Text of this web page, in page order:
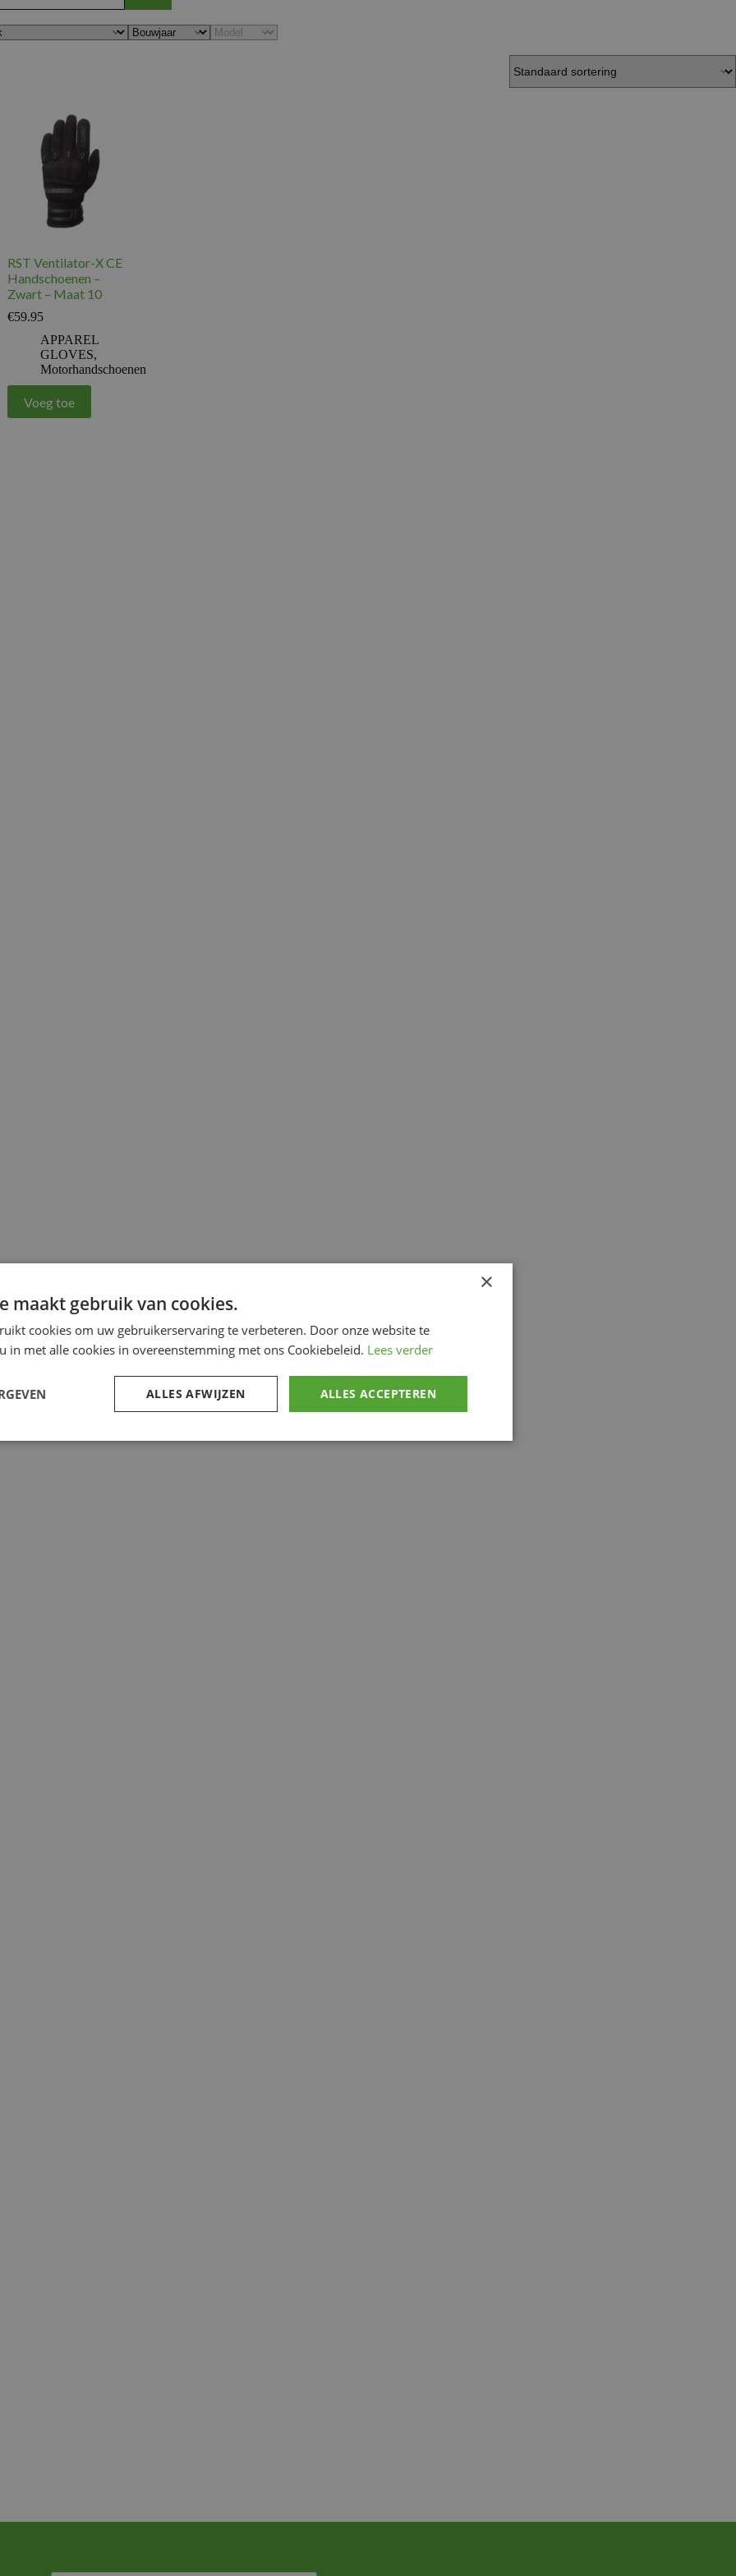
RST Ventilator-X CE
Handschoenen –
Zwart – Maat 10
€59.95
APPAREL
GLOVES,
Motorhandschoenen
Voeg toe
×
maakt gebruik van cookies.
cookies om uw gebruikerservaring te verbeteren. Door onze website te
in met alle cookies in overeenstemming met ons Cookiebeleid. Lees verder
ALLES ACCEPTEREN
ALLES AFWIJZEN